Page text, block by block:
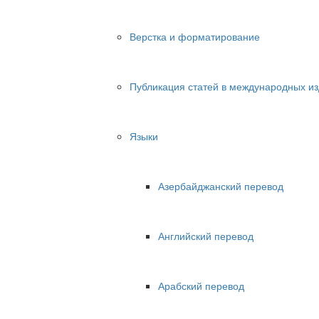
Верстка и форматирование
Публикация статей в международных
Языки
Азербайджанский перевод
Английский перевод
Арабский перевод